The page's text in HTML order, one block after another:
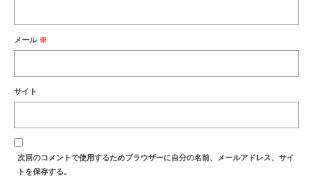
メール ※
サイト
次回のコメントで使用するためブラウザーに自分の名前、メールアドレス、サイ
トを保存する。